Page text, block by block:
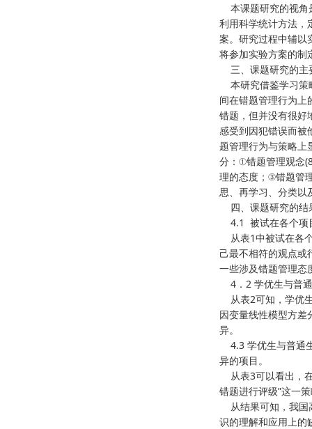
本课题研究的视角
利用科学统计方法，
案。研究过程中辅以
将参加实验方案的制
三、课题研究的主
本研究借鉴学习策
间在错题管理行为
错题，但并没有很好
感受到因犯错误而被
题管理行为与策略上
分：①错题管理观念
理的态度；③错题管
思、再学习、分类
四、课题研究的结
4.1 被试在各个项
从表1中被试在各
己最不相符的观点或
一些涉及错题管理态
4．2 学优生与普
从表2可知，学优
因变量线性模型方差
异。
4.3 学优生与普通
异的项目。
从表3可以看出，
错题进行评级”这一
从结果可知，我国
识的理解和应用上的